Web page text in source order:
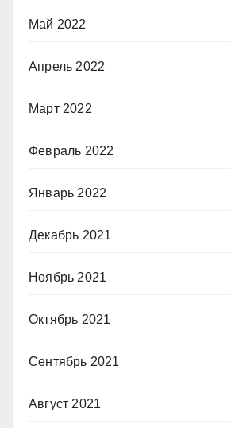
Май 2022
Апрель 2022
Март 2022
Февраль 2022
Январь 2022
Декабрь 2021
Ноябрь 2021
Октябрь 2021
Сентябрь 2021
Август 2021